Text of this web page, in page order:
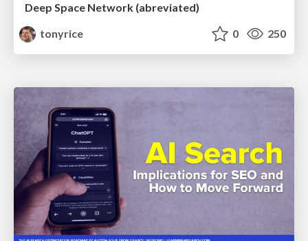
Deep Space Network (abreviated)
tonyrice
0 250